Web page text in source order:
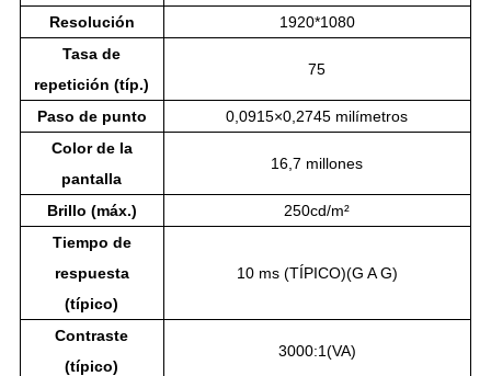
Resolución
1920*1080
Tasa de
repetición (típ.)
75
Paso de punto
0,0915×0,2745 milímetros
Color de la
pantalla
16,7 millones
Brillo (máx.)
250cd/m²
Tiempo de
respuesta
(típico)
10 ms (TÍPICO)(G A G)
Contraste
(típico)
3000:1(VA)